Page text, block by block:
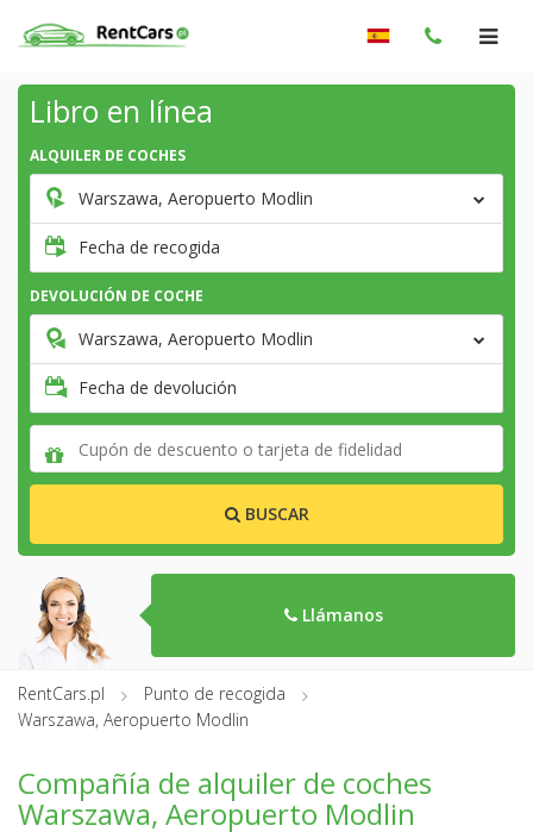
Libro en línea
ALQUILER DE COCHES
Warszawa, Aeropuerto Modlin
Fecha de recogida
DEVOLUCIÓN DE COCHE
Warszawa, Aeropuerto Modlin
Fecha de devolución
BUSCAR
Llámanos
RentCars.pl
Punto de recogida
Warszawa, Aeropuerto Modlin
Compañía de alquiler de coches
Warszawa, Aeropuerto Modlin